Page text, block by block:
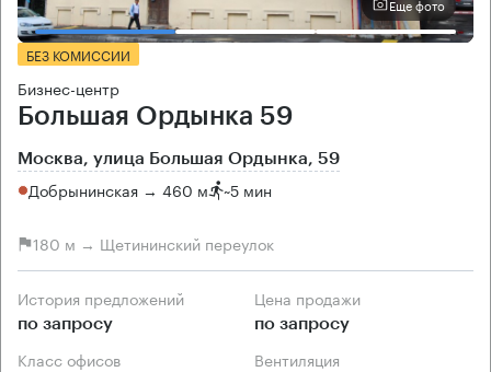
Еще фото
БЕЗ КОМИССИИ
Бизнес-центр
Большая Ордынка 59
Москва, улица Большая Ордынка, 59
Добрынинская → 460 м ~5 мин
180 м → Щетининский переулок
История предложений
по запросу
Цена продажи
по запросу
Класс офисов Вентиляция